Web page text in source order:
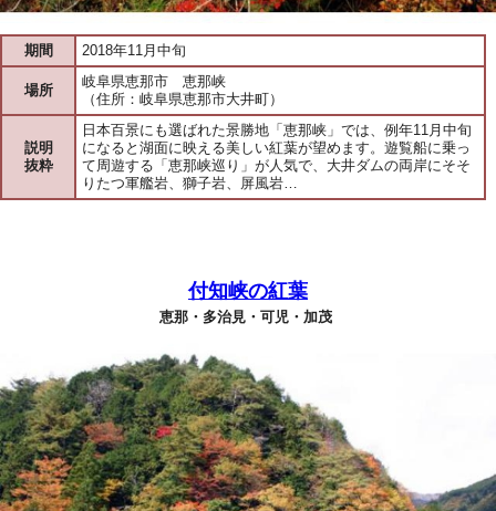
期間 2018年11月中旬
場所
岐阜県恵那市 恵那峡
（住所：岐阜県恵那市大井町）
説明
抜粋
日本百景にも選ばれた景勝地「恵那峡」では、例年11月中旬
になると湖面に映える美しい紅葉が望めます。遊覧船に乗っ
て周遊する「恵那峡巡り」が人気で、大井ダムの両岸にそそ
りたつ軍艦岩、獅子岩、屏風岩…
付知峡の紅葉
恵那・多治見・可児・加茂